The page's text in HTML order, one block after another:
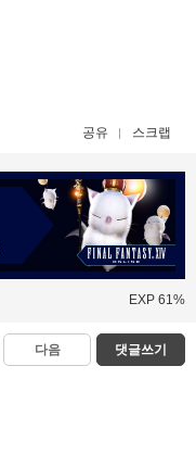
공유 스크랩
EXP 61%
다음 댓글쓰기